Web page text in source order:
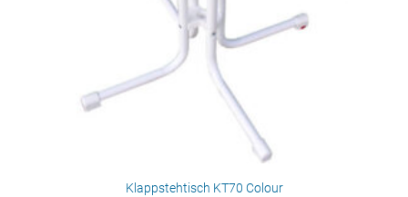
Klappstehtisch KT70 Colour